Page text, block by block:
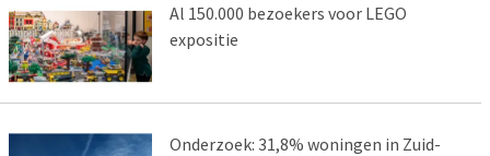
Al 150.000 bezoekers voor LEGO
expositie
Onderzoek: 31,8% woningen in Zuid-